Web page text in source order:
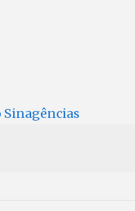
Sinagências